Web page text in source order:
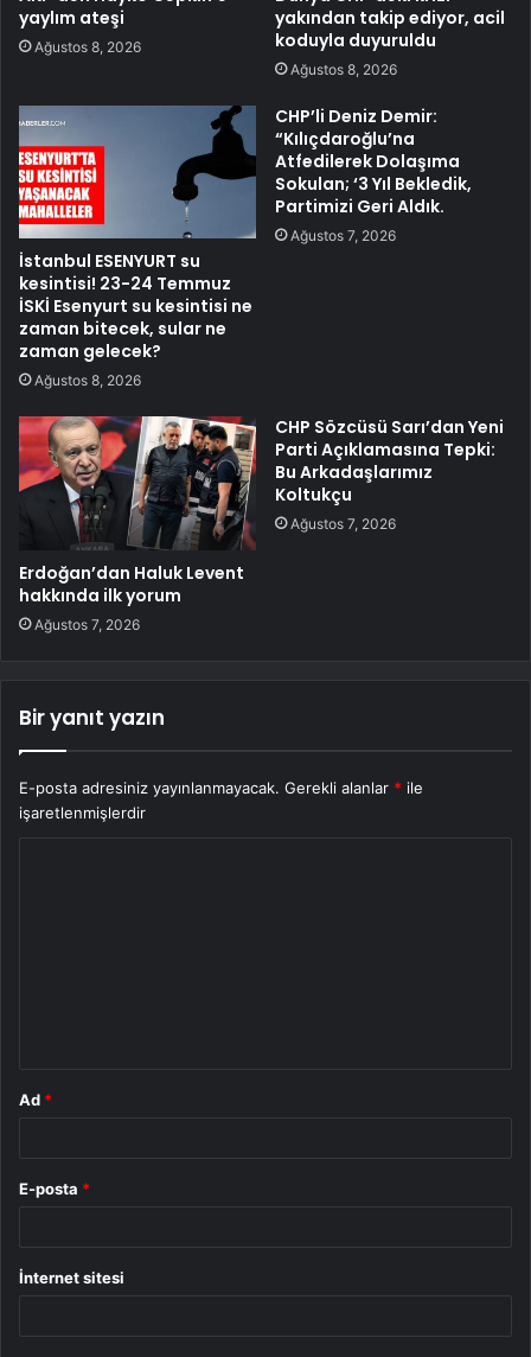
yaylım ateşi
Ağustos 8, 2026
yakından takip ediyor, acil
koduyla duyuruldu
Ağustos 8, 2026
İstanbul ESENYURT su
kesintisi! 23-24 Temmuz
İSKİ Esenyurt su kesintisi ne
zaman bitecek, sular ne
zaman gelecek?
Ağustos 8, 2026
CHP’li Deniz Demir:
“Kılıçdaroğlu’na
Atfedilerek Dolaşıma
Sokulan; ‘3 Yıl Bekledik,
Partimizi Geri Aldık.
Ağustos 7, 2026
Erdoğan’dan Haluk Levent
hakkında ilk yorum
Ağustos 7, 2026
CHP Sözcüsü Sarı’dan Yeni
Parti Açıklamasına Tepki:
Bu Arkadaşlarımız
Koltukçu
Ağustos 7, 2026
Bir yanıt yazın
E-posta adresiniz yayınlanmayacak. Gerekli alanlar * ile
işaretlenmişlerdir
Ad *
E-posta *
İnternet sitesi